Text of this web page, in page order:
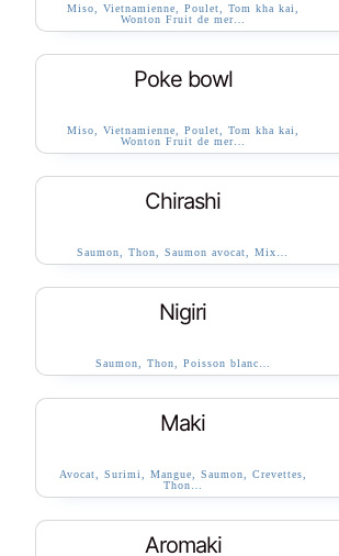
Miso, Vietnamienne, Poulet, Tom kha kai,
Wonton Fruit de mer…
Poke bowl
Miso, Vietnamienne, Poulet, Tom kha kai,
Wonton Fruit de mer…
Chirashi
Saumon, Thon, Saumon avocat, Mix…
Nigiri
Saumon, Thon, Poisson blanc…
Maki
Avocat, Surimi, Mangue, Saumon, Crevettes,
Thon…
Aromaki